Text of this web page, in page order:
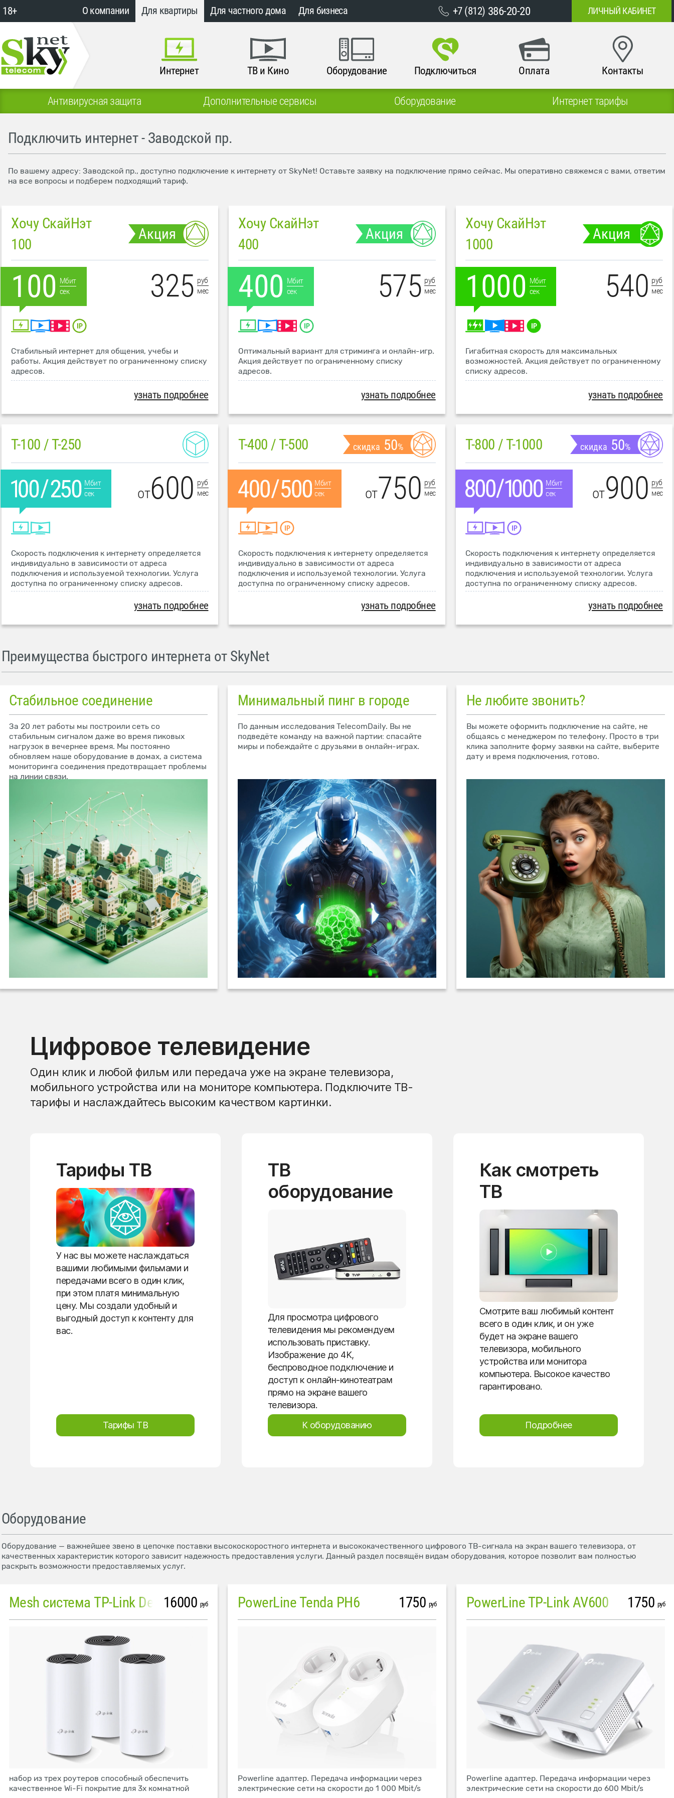
18+ О компании Для квартиры Для частного дома Для бизнеса +7 (812) 386-20-20 ЛИЧНЫЙ КАБИНЕТ
Интернет ТВ и Кино Оборудование Подключиться Оплата Контакты
Антивирусная защита Дополнительные сервисы Оборудование Интернет тарифы
Подключить интернет - Заводской пр.
По вашему адресу: Заводской пр., доступно подключение к интернету от SkyNet! Оставьте заявку на подключение прямо сейчас. Мы оперативно свяжемся с вами, ответим
на все вопросы и подберем подходящий тариф.
Хочу СкайНэт
100
Акция
100 Мбит
сек
325 руб
мес
Стабильный интернет для общения, учебы и
работы. Акция действует по ограниченному списку
адресов.
узнать подробнее
Хочу СкайНэт
400
Акция
400 Мбит
сек
575 руб
мес
Оптимальный вариант для стриминга и онлайн-игр.
Акция действует по ограниченному списку
адресов.
узнать подробнее
Хочу СкайНэт
1000
Акция
1000 Мбит
сек
540 руб
мес
Гигабитная скорость для максимальных
возможностей. Акция действует по ограниченному
списку адресов.
узнать подробнее
T-100 / T-250
Мбит
сек
от600 руб
мес
Скорость подключения к интернету определяется
индивидуально в зависимости от адреса
подключения и используемой технологии. Услуга
доступна по ограниченному списку адресов.
узнать подробнее
T-400 / T-500 скидка 50%
Мбит
сек
от750 руб
мес
Скорость подключения к интернету определяется
индивидуально в зависимости от адреса
подключения и используемой технологии. Услуга
доступна по ограниченному списку адресов.
узнать подробнее
T-800 / T-1000 скидка 50%
Мбит
сек
от900 руб
мес
Скорость подключения к интернету определяется
индивидуально в зависимости от адреса
подключения и используемой технологии. Услуга
доступна по ограниченному списку адресов.
узнать подробнее
Преимущества быстрого интернета от SkyNet
Стабильное соединение
За 20 лет работы мы построили сеть со
стабильным сигналом даже во время пиковых
нагрузок в вечернее время. Мы постоянно
обновляем наше оборудование в домах, а система
мониторинга соединения предотвращает проблемы
на линии связи.
Минимальный пинг в городе
По данным исследования TelecomDaily. Вы не
подведёте команду на важной партии: спасайте
миры и побеждайте с друзьями в онлайн-играх.
Не любите звонить?
Вы можете оформить подключение на сайте, не
общаясь с менеджером по телефону. Просто в три
клика заполните форму заявки на сайте, выберите
дату и время подключения, готово.
Цифровое телевидение
Один клик и любой фильм или передача уже на экране телевизора,
мобильного устройства или на мониторе компьютера. Подключите ТВ-
тарифы и наслаждайтесь высоким качеством картинки.
Тарифы ТВ
У нас вы можете наслаждаться
вашими любимыми фильмами и
передачами всего в один клик,
при этом платя минимальную
цену. Мы создали удобный и
выгодный доступ к контенту для
вас.
Тарифы ТВ
ТВ
оборудование
Для просмотра цифрового
телевидения мы рекомендуем
использовать приставку.
Изображение до 4K,
беспроводное подключение и
доступ к онлайн-кинотеатрам
прямо на экране вашего
телевизора.
К оборудованию
Как смотреть
ТВ
Смотрите ваш любимый контент
всего в один клик, и он уже
будет на экране вашего
телевизора, мобильного
устройства или монитора
компьютера. Высокое качество
гарантировано.
Подробнее
Оборудование
Оборудование — важнейшее звено в цепочке поставки высокоскоростного интернета и высококачественного цифрового ТВ-сигнала на экран вашего телевизора, от
качественных характеристик которого зависит надежность предоставления услуги. Данный раздел посвящён видам оборудования, которое позволит вам полностью
раскрыть возможности предоставляемых услуг.
Mesh система TP-Link Deco M4 (3 устройства)
16000 руб
набор из трех роутеров способный обеспечить
качественное Wi-Fi покрытие для 3х комнатной
PowerLine Tenda PH6 1750 руб
Powerline адаптер. Передача информации через
электрические сети на скорости до 1 000 Mbit/s
PowerLine TP-Link AV600 1750 руб
Powerline адаптер. Передача информации через
электрические сети на скорости до 600 Mbit/s